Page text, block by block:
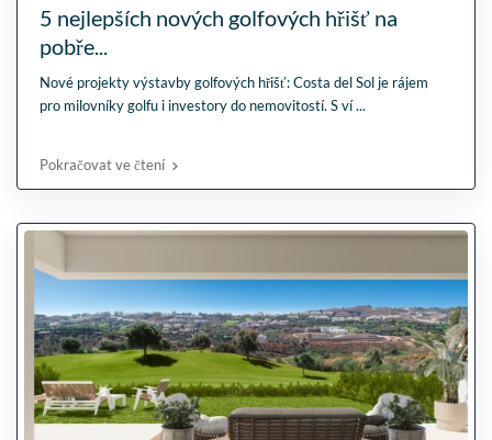
5 nejlepších nových golfových hřišť na
pobře...
Nové projekty výstavby golfových hřišť: Costa del Sol je rájem
pro milovníky golfu i investory do nemovitostí. S ví...
Pokračovat ve čtení